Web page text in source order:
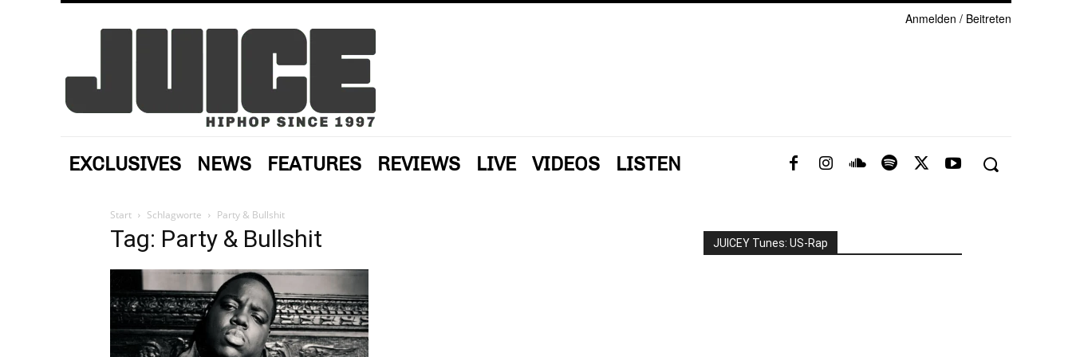
Anmelden / Beitreten
EXCLUSIVES NEWS FEATURES REVIEWS LIVE VIDEOS LISTEN
Start Schlagworte Party & Bullshit
Tag: Party & Bullshit JUICEY Tunes: US-Rap